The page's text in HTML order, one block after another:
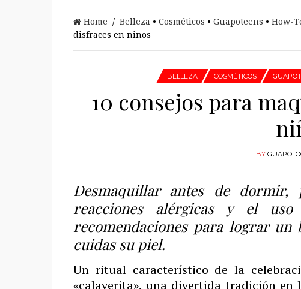
Home / Belleza • Cosméticos • Guapoteens • How-
disfraces en niños
BELLEZA COSMÉTICOS
10 consejos para
BY
Desmaquillar antes de
reacciones alérgicas y el
recomendaciones para lograr
cuidas su piel.
Un ritual característico de la
«calaverita», una divertida tradición en